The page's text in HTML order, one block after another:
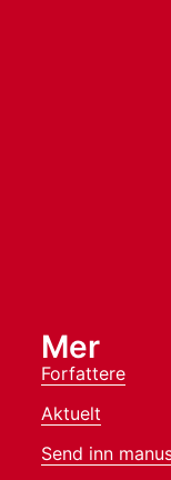
Mer
Forfattere
Aktuelt
Send inn